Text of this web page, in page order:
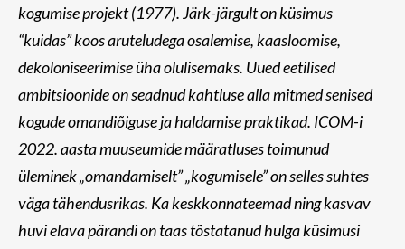
kogumise projekt (1977). Järk-järgult on küsimus
“kuidas” koos aruteludega osalemise, kaasloomise,
dekoloniseerimise üha olulisemaks. Uued eetilised
ambitsioonide on seadnud kahtluse alla mitmed senised
kogude omandiõiguse ja haldamise praktikad. ICOM-i
2022. aasta muuseumide määratluses toimunud
üleminek „omandamiselt” „kogumisele” on selles suhtes
väga tähendusrikas. Ka keskkonnateemad ning kasvav
huvi elava pärandi on taas tõstatanud hulga küsimusi